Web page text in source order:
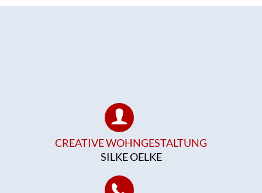
CREATIVE WOHNGESTALTUNG
SILKE OELKE